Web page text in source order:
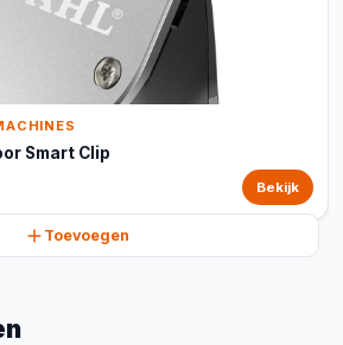
Smart Clip
Bekijk
Toevoegen